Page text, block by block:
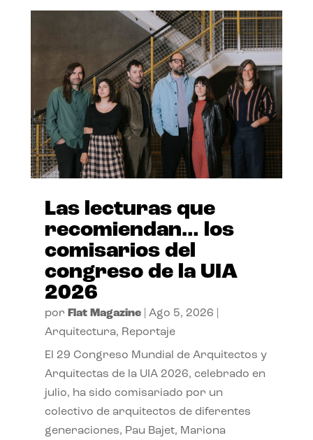
Las lecturas que
recomiendan… los
comisarios del
congreso de la UIA
2026
por Flat Magazine| Ago 5, 2026
Arquitectura, Reportaje
El 29 Congreso Mundial de Arquitectos y
Arquitectas de la UIA 2026, celebrado en
julio, ha sido comisariado por un
colectivo de arquitectos de diferentes
generaciones, Pau Bajet, Mariona